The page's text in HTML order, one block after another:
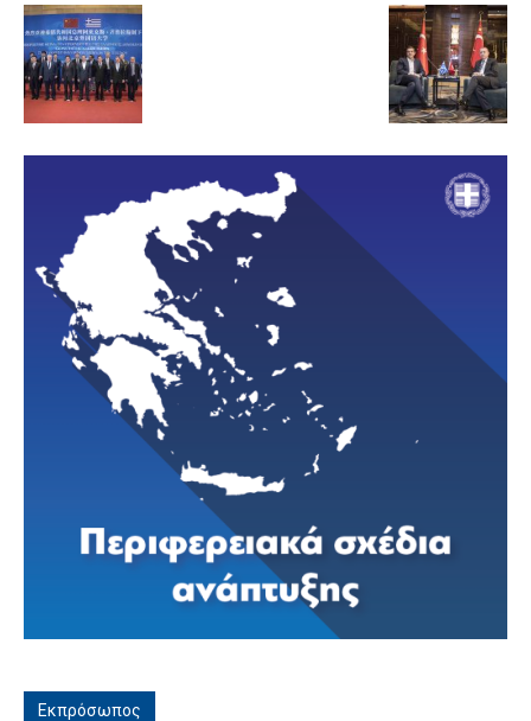
Εκπρόσωπος